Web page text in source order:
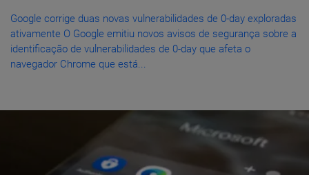
Google corrige duas novas vulnerabilidades de 0-day exploradas
ativamente O Google emitiu novos avisos de segurança sobre a
identificação de vulnerabilidades de 0-day que afeta o
navegador Chrome que está...